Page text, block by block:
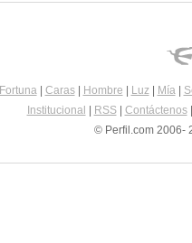
Fortuna| Caras| Hombre Luz| Mía|
Institucional
RSS| Contáctenos
© Perfil.com 2006-